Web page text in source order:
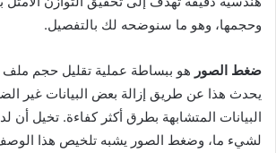
وحجمها، وهو ما سنوضحه لك بالتفصيل.
ضغط الصور هو ببساطة عملية تقليل حجم ملف
يحدث هذا عن طريق إزالة بعض البيانات غير
البيانات المتشابهة بطرق أكثر كفاءة. تخيل أن
لشيء ما، وضغط الصور يشبه تلخيص هذا